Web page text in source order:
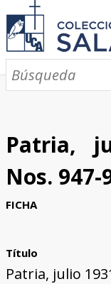
CRONOLOGÍA
CONTACTOS
Patria,
Nos. 947-
FICHA
Título
Patria, julio